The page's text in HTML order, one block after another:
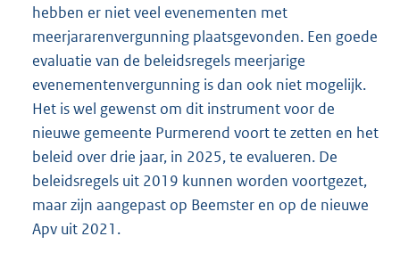
hebben er niet veel evenementen met
meerjararenvergunning plaatsgevonden. Een goede
evaluatie van de beleidsregels meerjarige
evenementenvergunning is dan ook niet mogelijk.
Het is wel gewenst om dit instrument voor de
nieuwe gemeente Purmerend voort te zetten en het
beleid over drie jaar, in 2025, te evalueren. De
beleidsregels uit 2019 kunnen worden voortgezet,
maar zijn aangepast op Beemster en op de nieuwe
Apv uit 2021.